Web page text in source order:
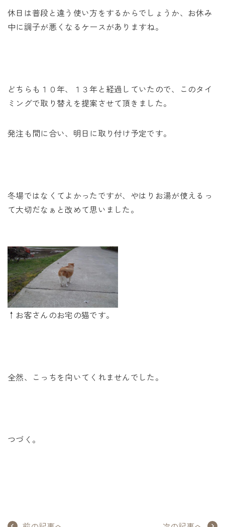
休日は普段と違う使い方をするからでしょうか、お休み
中に調子が悪くなるケースがありますね。
どちらも１０年、１３年と経過していたので、このタイ
ミングで取り替えを提案させて頂きました。
発注も間に合い、明日に取り付け予定です。
冬場ではなくてよかったですが、やはりお湯が使えるっ
て大切だなぁと改めて思いました。
↑お客さんのお宅の猫です。
全然、こっちを向いてくれませんでした。
つづく。